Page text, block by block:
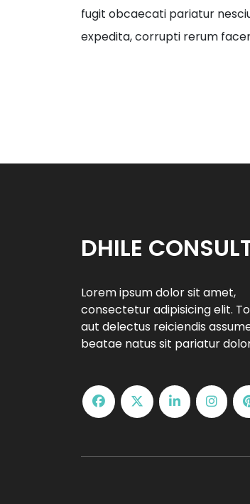
fugit obcaecati pariatur
expedita, corrupti rerum
DHILE
Lorem ipsum dolor sit amet,
consectetur adipisicing elit.
aut delectus reiciendis
beatae natus sit pariatur